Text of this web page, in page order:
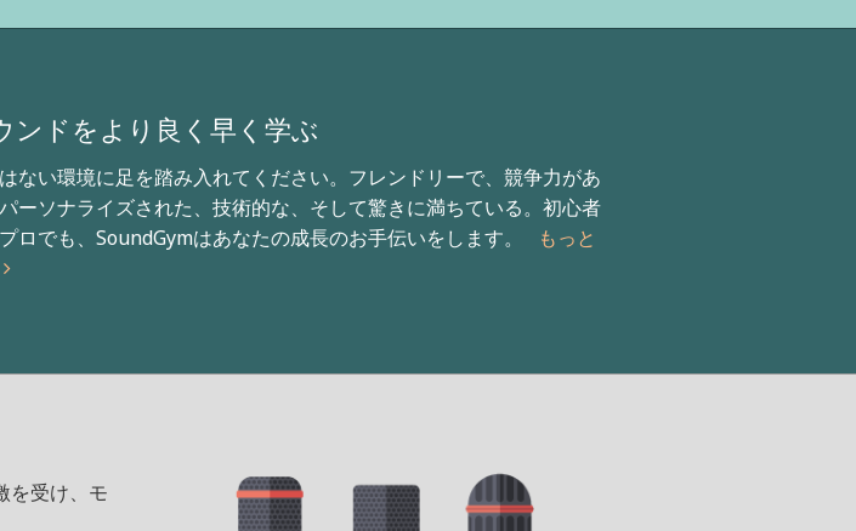
ンドをより良く早く学ぶ
ない環境に足を踏み入れてください。フレンドリーで、競争力があ
ーソナライズされた、技術的な、そして驚きに満ちている。初心者
ロでも、SoundGymはあなたの成長のお手伝いをします。
もっと
を受け、モ